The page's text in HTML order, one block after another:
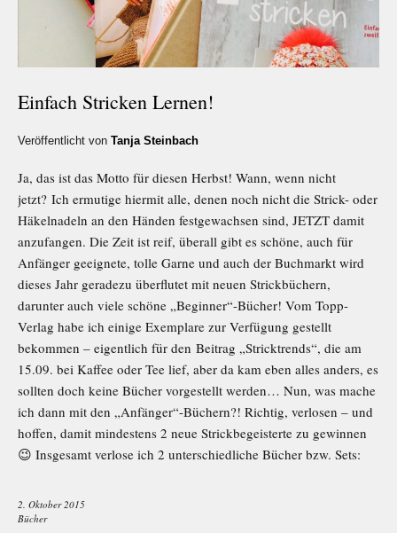
Einfach Stricken Lernen!
Veröffentlicht von Tanja Steinbach
Ja, das ist das Motto für diesen Herbst! Wann, wenn nicht
jetzt? Ich ermutige hiermit alle, denen noch nicht die Strick- oder
Häkelnadeln an den Händen festgewachsen sind, JETZT damit
anzufangen. Die Zeit ist reif, überall gibt es schöne, auch für
Anfänger geeignete, tolle Garne und auch der Buchmarkt wird
dieses Jahr geradezu überflutet mit neuen Strickbüchern,
darunter auch viele schöne „Beginner“-Bücher! Vom Topp-
Verlag habe ich einige Exemplare zur Verfügung gestellt
bekommen – eigentlich für den Beitrag „Stricktrends“, die am
15.09. bei Kaffee oder Tee lief, aber da kam eben alles anders, es
sollten doch keine Bücher vorgestellt werden… Nun, was mache
ich dann mit den „Anfänger“-Büchern?! Richtig, verlosen – und
hoffen, damit mindestens 2 neue Strickbegeisterte zu gewinnen
😉 Insgesamt verlose ich 2 unterschiedliche Bücher bzw. Sets:
2. Oktober 2015
Bücher